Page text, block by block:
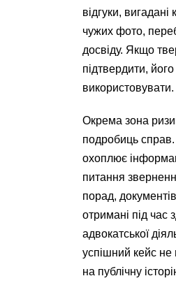
відгуки,
чужих фото,
досвіду. Якщо
підтвердити,
використовувати.
Окрема зона
подробиць
охоплює
питання
порад,
отримані під час
адвокатської
успішний кейс
на публічну